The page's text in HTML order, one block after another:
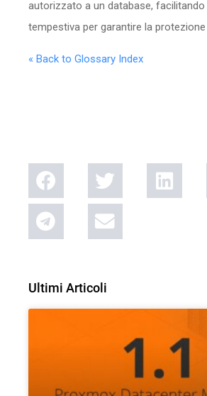
autorizzato a un database, facilitando
tempestiva per garantire la protezione
« Back to Glossary Index
Ultimi Articoli